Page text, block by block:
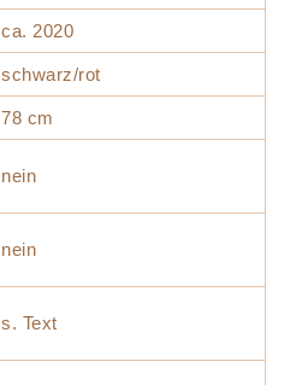
ca. 2020
schwarz/rot
78 cm
nein
nein
s. Text